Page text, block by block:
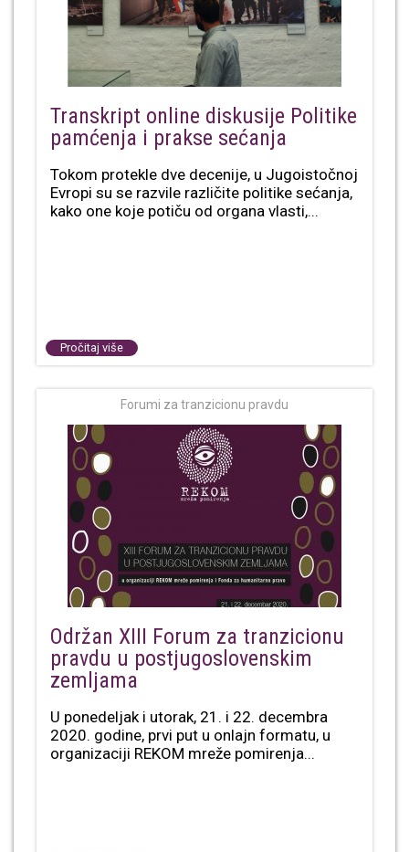
Transkript online diskusije Politike
pamćenja i prakse sećanja
Tokom protekle dve decenije, u Jugoistočnoj
Evropi su se razvile različite politike sećanja,
kako one koje potiču od organa vlasti,...
Pročitaj više
Forumi za tranzicionu pravdu
Održan XIII Forum za tranzicionu
pravdu u postjugoslovenskim
zemljama
U ponedeljak i utorak, 21. i 22. decembra
2020. godine, prvi put u onlajn formatu, u
organizaciji REKOM mreže pomirenja...